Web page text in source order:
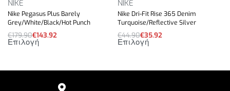
NIKE
Nike Pegasus Plus Barely
Grey/White/Black/Hot Punch
€179.90€143.92
Επιλογή
NIKE
Nike Dri-Fit Rise 365 Denim
Turquoise/Reflective Silver
€44.90€35.92
Επιλογή